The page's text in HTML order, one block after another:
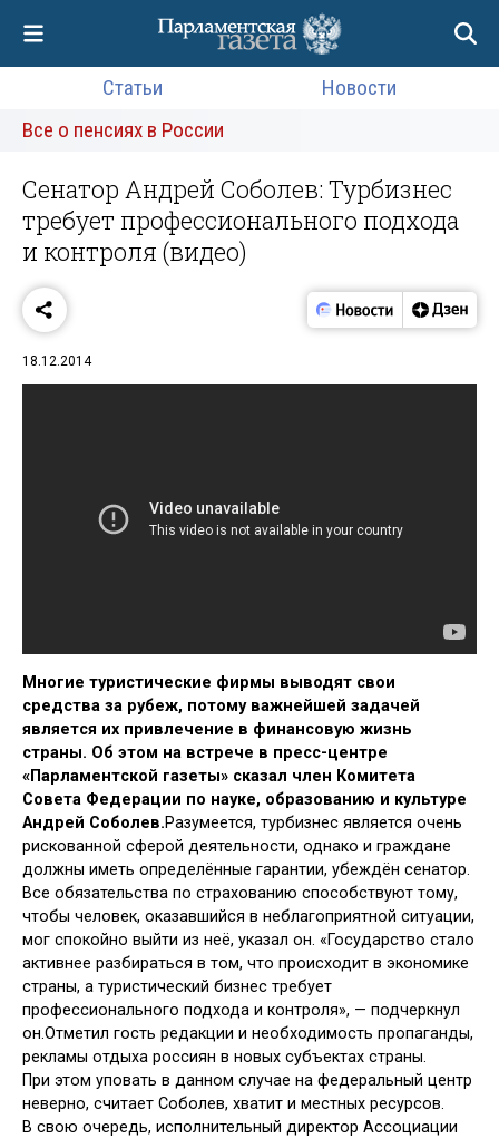
Статьи
Новости
Все о пенсиях в России
Сенатор Андрей Соболев: Турбизнес
требует профессионального подхода
и контроля (видео)
18.12.2014
Многие туристические фирмы выводят свои
средства за рубеж, потому важнейшей задачей
является их привлечение в финансовую жизнь
страны. Об этом на встрече в пресс-центре
«Парламентской газеты» сказал член Комитета
Совета Федерации по науке, образованию и культуре
Андрей Соболев.Разумеется, турбизнес является очень
рискованной сферой деятельности, однако и граждане
должны иметь определённые гарантии, убеждён сенатор.
Все обязательства по страхованию способствуют тому,
чтобы человек, оказавшийся в неблагоприятной ситуации,
мог спокойно выйти из неё, указал он. «Государство стало
активнее разбираться в том, что происходит в экономике
страны, а туристический бизнес требует
профессионального подхода и контроля», — подчеркнул
он.Отметил гость редакции и необходимость пропаганды,
рекламы отдыха россиян в новых субъектах страны.
При этом уповать в данном случае на федеральный центр
неверно, считает Соболев, хватит и местных ресурсов.
В свою очередь, исполнительный директор Ассоциации